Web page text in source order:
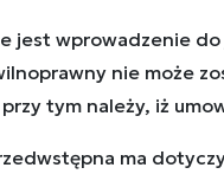
jest wprowadzenie
nie może
tym należy, iż
ma